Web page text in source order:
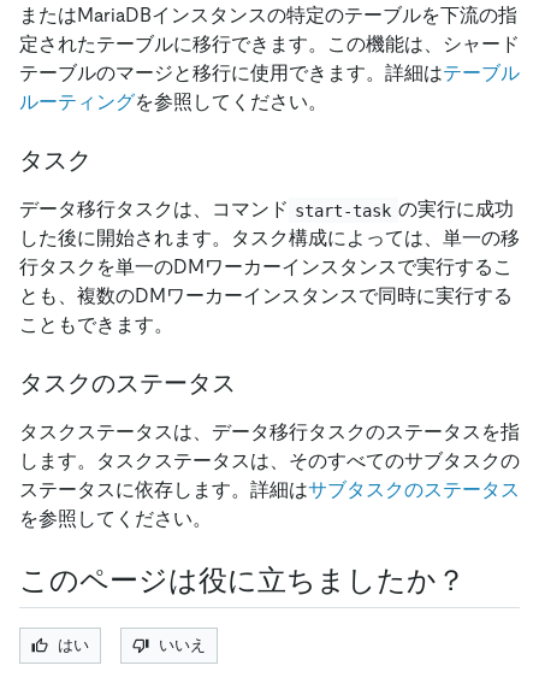
またはMariaDBインスタンスの特定のテーブルを下流の指
定されたテーブルに移行できます。この機能は、シャード
テーブルのマージと移行に使用できます。詳細はテーブル
ルーティングを参照してください。
タスク
データ移行タスクは、コマンド start-task の実行に成功
した後に開始されます。タスク構成によっては、単一の移
行タスクを単一のDMワーカーインスタンスで実行するこ
とも、複数のDMワーカーインスタンスで同時に実行する
こともできます。
タスクのステータス
タスクステータスは、データ移行タスクのステータスを指
します。タスクステータスは、そのすべてのサブタスクの
ステータスに依存します。詳細はサブタスクのステータス
を参照してください。
このページは役に立ちましたか？
はい いいえ